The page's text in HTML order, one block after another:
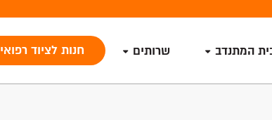
המתנדב שרותים חנות לציוד רפואי